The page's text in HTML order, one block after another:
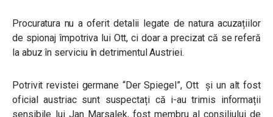
Procuratura nu a oferit detalii legate de natura acuzațiilor
de spionaj împotriva lui Ott, ci doar a precizat că se referă
la abuz în serviciu în detrimentul Austriei.
Potrivit revistei germane “Der Spiegel”, Ott și un alt fost
oficial austriac sunt suspectați că i-au trimis informații
sensibile lui Jan Marsalek, fost membru al consiliului de